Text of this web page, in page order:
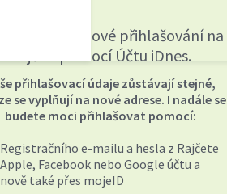
na nové přihlašování na
Rajčeti pomocí Účtu iDnes.
přihlašovací údaje zůstávají stejné,
se vyplňují na nové adrese. I nadále se
budete moci přihlašovat pomocí:
Registračního e-mailu a hesla z Rajčete
Apple, Facebook nebo Google účtu a
nově také přes mojeID